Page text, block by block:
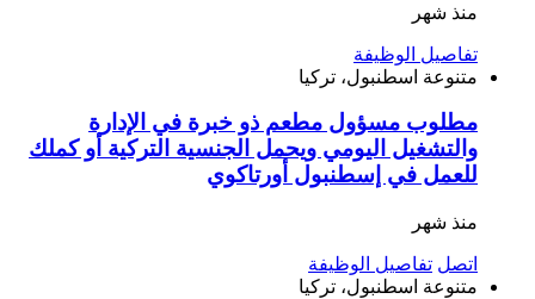
منذ شهر
تفاصيل الوظيفة
متنوعة اسطنبول، تركيا
مطلوب مسؤول مطعم ذو خبرة في الإدارة
والتشغيل اليومي ويحمل الجنسية التركية أو كملك
للعمل في إسطنبول أورتاكوي
منذ شهر
اتصل تفاصيل الوظيفة
متنوعة اسطنبول، تركيا